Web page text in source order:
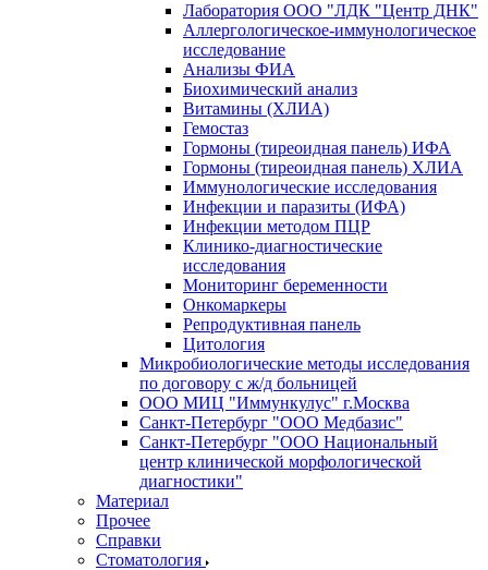
Лаборатория ООО "ЛДК "Центр ДНК"
Аллергологическое-иммунологическое
исследование
Анализы ФИА
Биохимический анализ
Витамины (ХЛИА)
Гемостаз
Гормоны (тиреоидная панель) ИФА
Гормоны (тиреоидная панель) ХЛИА
Иммунологические исследования
Инфекции и паразиты (ИФА)
Инфекции методом ПЦР
Клинико-диагностические
исследования
Мониторинг беременности
Онкомаркеры
Репродуктивная панель
Цитология
Микробиологические методы исследования
по договору с ж/д больницей
ООО МИЦ "Иммункулус" г.Москва
Санкт-Петербург "ООО Медбазис"
Санкт-Петербург "ООО Национальный
центр клинической морфологической
диагностики"
Материал
Прочее
Справки
Стоматология